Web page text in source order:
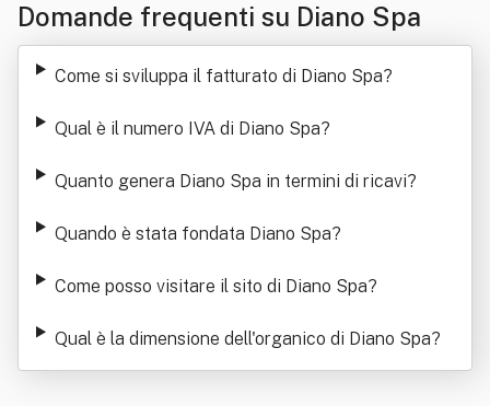
Domande frequenti su Diano Spa
Come si sviluppa il fatturato di Diano Spa?
Qual è il numero IVA di Diano Spa?
Quanto genera Diano Spa in termini di ricavi?
Quando è stata fondata Diano Spa?
Come posso visitare il sito di Diano Spa?
Qual è la dimensione dell'organico di Diano Spa?